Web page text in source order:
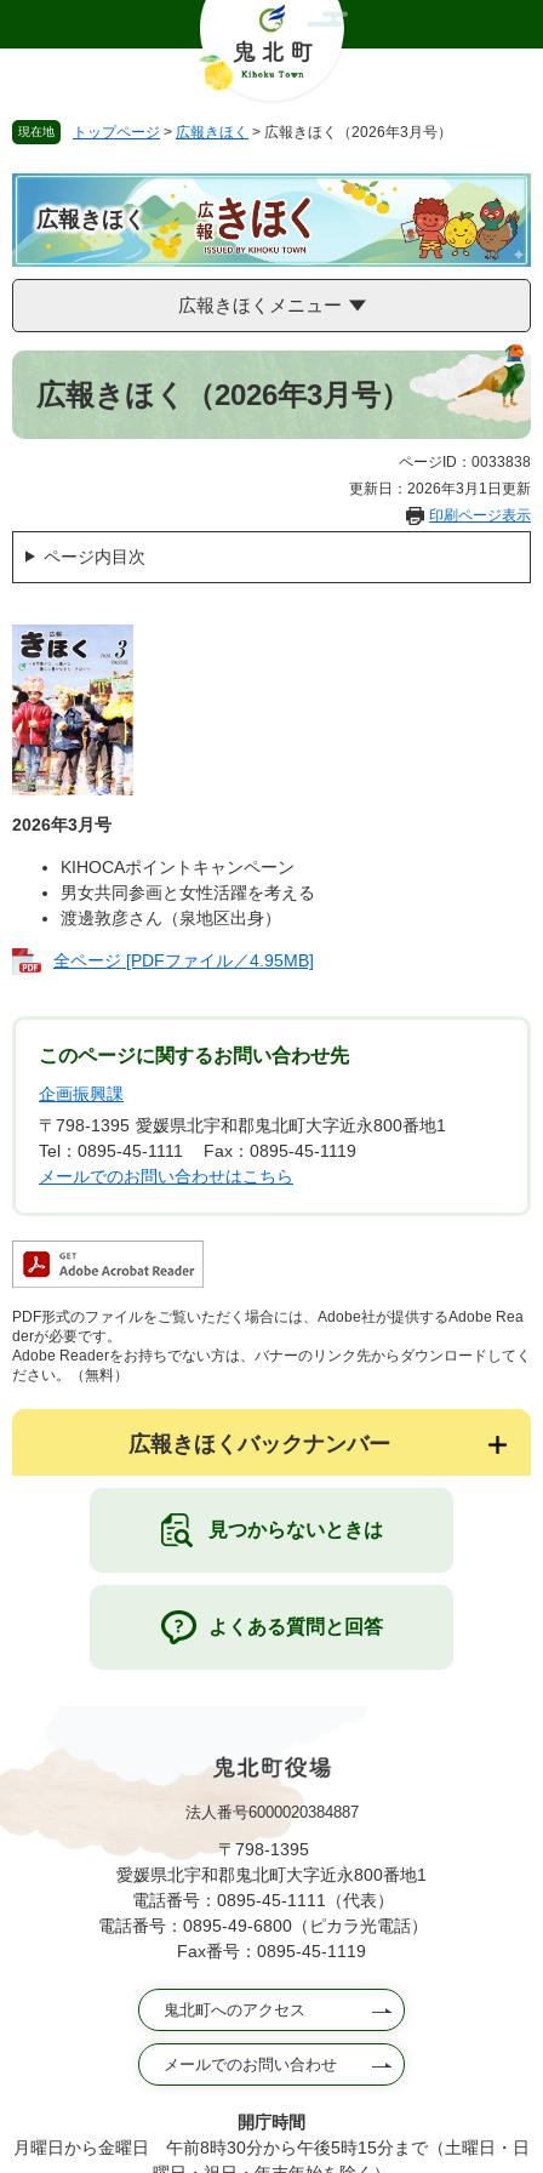
頭
飛
文
現在地 トップページ > 広報きほく > 広報きほく（2026年3月号）
広報きほく
広報きほくメニュー
本
広報きほく（2026年3月号）
ページID：0033838
更新日：2026年3月1日更新
印刷ページ表示
ページ内目次
2026年3月号
KIHOCAポイントキャンペーン
男女共同参画と女性活躍を考える
渡邊敦彦さん（泉地区出身）
全ページ [PDFファイル／4.95MB]
このページに関するお問い合わせ先
企画振興課
〒798-1395 愛媛県北宇和郡鬼北町大字近永800番地1
Tel：0895-45-1111
Fax：0895-45-1119
メールでのお問い合わせはこちら
PDF形式のファイルをご覧いただく場合には、Adobe社が提供するAdobe Rea
derが必要です。
Adobe Readerをお持ちでない方は、バナーのリンク先からダウンロードしてく
ださい。（無料）
広報きほくバックナンバー
見つからないときは
よくある質問と回答
法人番号6000020384887
〒798-1395
愛媛県北宇和郡鬼北町大字近永800番地1
電話番号：0895-45-1111（代表）
電話番号：0895-49-6800（ピカラ光電話）
Fax番号：0895-45-1119
鬼北町へのアクセス
メールでのお問い合わせ
開庁時間
月曜日から金曜日 午前8時30分から午後5時15分まで（土曜日・日